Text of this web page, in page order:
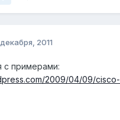
2011
с примерами:
2009/04/09/